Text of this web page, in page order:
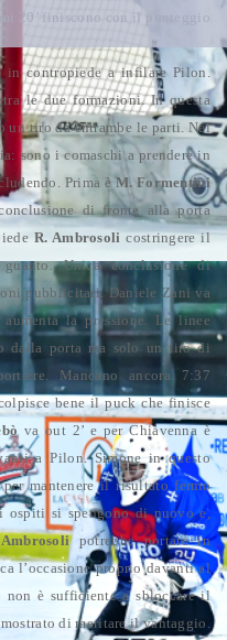
20’ finiscono con il punteggio
in contropiede a infilare Pilon.
le due formazioni. In questa
un tiro da entrambe le parti.Nei
sono i comaschi a prendere in
Prima èM. Formentini
di fronte alla porta
R. Ambrosoli costringere il
guanto.Unica conclusione di
pubblicitari.Daniele Zani va
la pressione. Le linee
dalla porta ma solo un tiro di
Mancano ancora 7:37
bene il puck che finisce
va out 2’ e per Chiavenna è
a Pilon. Simone in questo
mantenere il risultato fermo
ospiti si spengono di nuovo e,
potrebbe portare in
l’occasione proprio davanti al
non è sufficiente a sbloccare il
di meritare il vantaggio.